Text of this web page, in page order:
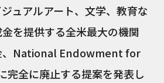
ュアルアート、文学、教育な
を提供する全米最大の機関
、National Endowment for
全に廃止する提案を発表し